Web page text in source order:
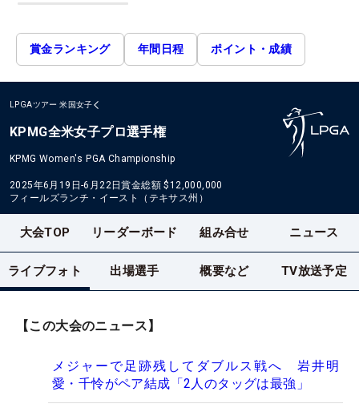
賞金ランキング 年間日程 ポイント・成績
LPGAツアー 米国女子
KPMG全米女子プロ選手権
KPMG Women's PGA Championship
2025年6月19日-6月22日賞金総額 $12,000,000
フィールズランチ・イースト（テキサス州）
大会TOP リーダーボード 組み合せ ニュース
ライブフォト 出場選手 概要など TV放送予定
【この大会のニュース】
メジャーで足跡残してダブルス戦へ 岩井明
愛・千怜がペア結成「2人のタッグは最強」